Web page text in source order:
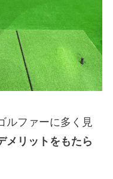
ルファーに多く見
メリットをもたら